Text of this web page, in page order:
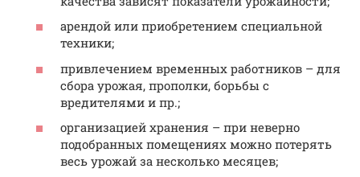
арендой или приобретением специальной
техники;
привлечением временных работников – для
сбора урожая, прополки, борьбы с
вредителями и пр.;
организацией хранения – при неверно
подобранных помещениях можно потерять
весь урожай за несколько месяцев;